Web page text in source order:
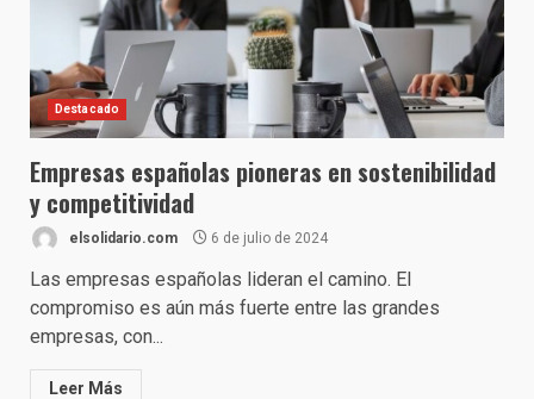
Destacado
Empresas españolas pioneras en sostenibilidad
y competitividad
elsolidario.com 6 de julio de 2024
Las empresas españolas lideran el camino. El
compromiso es aún más fuerte entre las grandes
empresas, con...
Leer Más